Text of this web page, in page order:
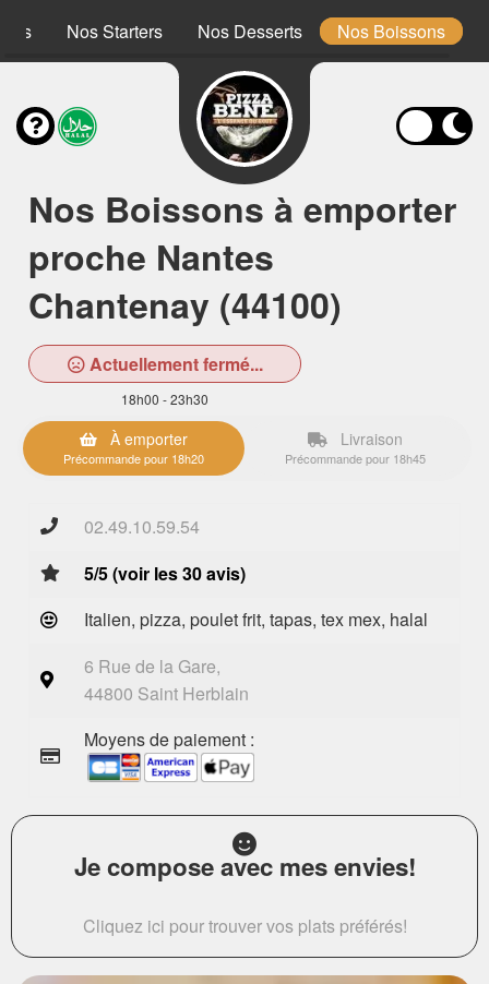
Nos Starters Nos Desserts Nos Boissons
Nos Boissons à emporter
proche Nantes
Chantenay (44100)
Actuellement fermé...
18h00 - 23h30
À emporter
Précommande pour 18h20
Livraison
Précommande pour 18h45
02.49.10.59.54
5/5 (voir les 30 avis)
Italien, pizza, poulet frit, tapas, tex mex, halal
6 Rue de la Gare,
44800 Saint Herblain
Moyens de paiement :
Je compose avec mes envies!
Cliquez ici pour trouver vos plats préférés!